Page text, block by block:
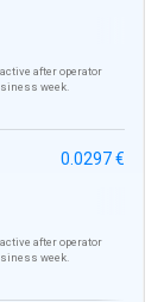
after operator
week.
0.0297 €
after operator
week.